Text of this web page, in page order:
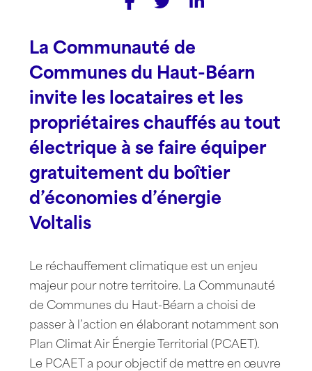
Langue
La Communauté de
Communes du Haut-Béarn
invite les locataires et les
propriétaires chauffés au tout
électrique à se faire équiper
gratuitement du boîtier
d’économies d’énergie
Voltalis
Le réchauffement climatique est un enjeu
majeur pour notre territoire. La Communauté
de Communes du Haut-Béarn a choisi de
passer à l’action en élaborant notamment son
Plan Climat Air Énergie Territorial (PCAET).
Le PCAET a pour objectif de mettre en œuvre